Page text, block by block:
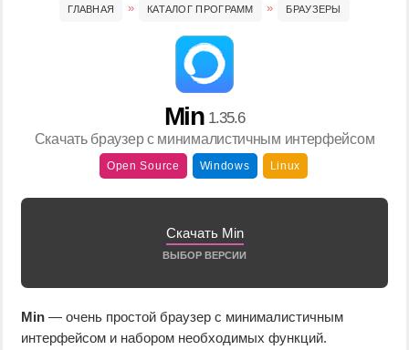
ГЛАВНАЯ КАТАЛОГ ПРОГРАММ БРАУЗЕРЫ
Min 1.35.6
Скачать браузер с минималистичным интерфейсом
Open Source Windows Linux
Скачать Min
ВЫБОР ВЕРСИИ
Min — очень простой браузер с минималистичным
интерфейсом и набором необходимых функций.